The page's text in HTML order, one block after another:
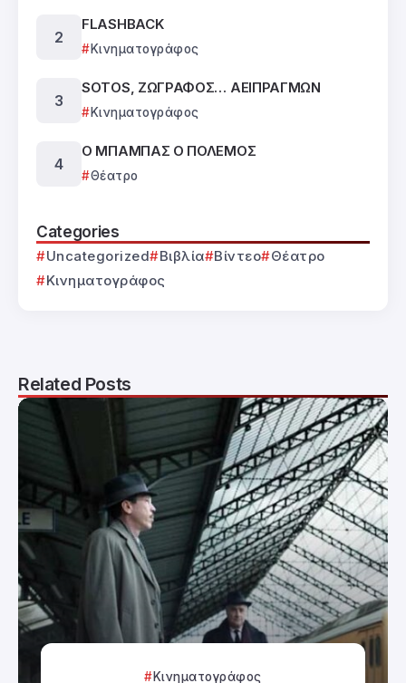
FLASHBACK
Κινηματογράφος
SOTOS, ΖΩΓΡΑΦΟΣ… ΑΕΙΠΡΑΓΜΩΝ
Κινηματογράφος
Ο ΜΠΑΜΠΑΣ Ο ΠΟΛΕΜΟΣ
Θέατρο
Categories
Uncategorized Βιβλία Βίντεο
Θέατρο
Κινηματογράφος
Related Posts
Κινηματογράφος